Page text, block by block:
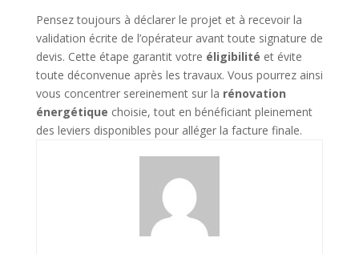
Pensez toujours à déclarer le projet et à recevoir la
validation écrite de l’opérateur avant toute signature de
devis. Cette étape garantit votre éligibilité et évite
toute déconvenue après les travaux. Vous pourrez ainsi
vous concentrer sereinement sur la rénovation
énergétique choisie, tout en bénéficiant pleinement
des leviers disponibles pour alléger la facture finale.